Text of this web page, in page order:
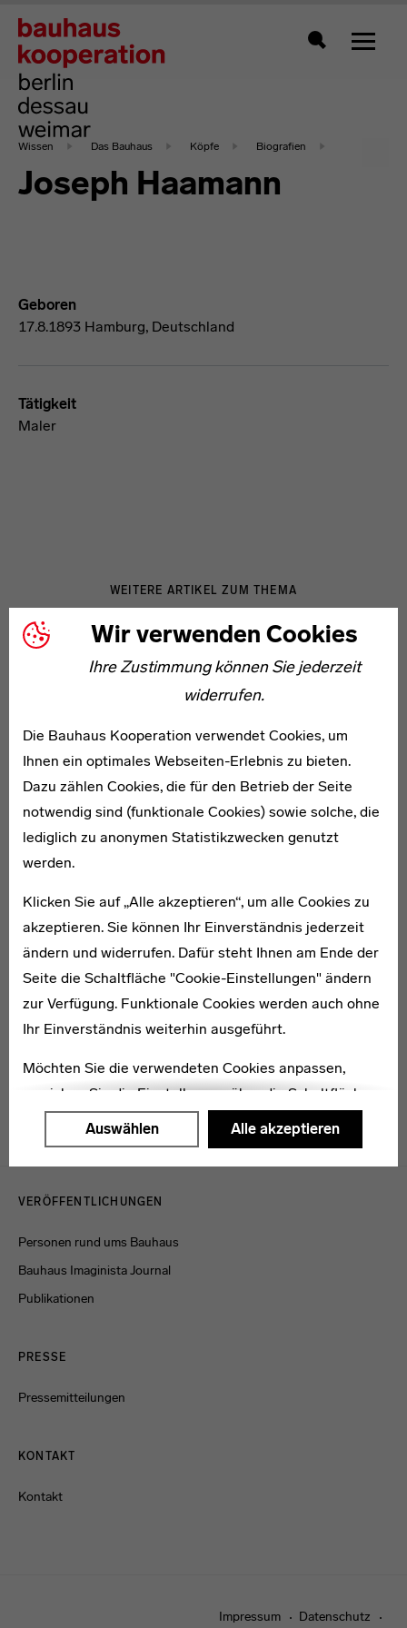
Wir verwenden Cookies
Ihre Zustimmung können Sie jederzeit
widerrufen.
Die Bauhaus Kooperation verwendet Cookies, um
Ihnen ein optimales Webseiten-Erlebnis zu bieten.
Dazu zählen Cookies, die für den Betrieb der Seite
notwendig sind (funktionale Cookies) sowie solche, die
lediglich zu anonymen Statistikzwecken genutzt
werden.
Klicken Sie auf „Alle akzeptieren“, um alle Cookies zu
akzeptieren. Sie können Ihr Einverständnis jederzeit
ändern und widerrufen. Dafür steht Ihnen am Ende der
Seite die Schaltfläche "Cookie-Einstellungen" ändern
zur Verfügung. Funktionale Cookies werden auch ohne
Ihr Einverständnis weiterhin ausgeführt.
Möchten Sie die verwendeten Cookies anpassen,
erreichen Sie die Einstellungen über die Schaltfläche
"Auswählen".
Auswählen Alle akzeptieren
Zeigt
Wissen Das Bauhaus Köpfe Biografien
Joseph Haamann
Geboren
17.8.1893 Hamburg, Deutschland
Tätigkeit
Maler
WEITERE ARTIKEL ZUM THEMA
1900–1963
Walter Herzger
1901–1985
Josef Hinterberger
* 1902
VERÖFFENTLICHUNGEN
Personen rund ums Bauhaus
Bauhaus Imaginista Journal
Publikationen
PRESSE
Pressemitteilungen
KONTAKT
Kontakt
Impressum Datenschutz